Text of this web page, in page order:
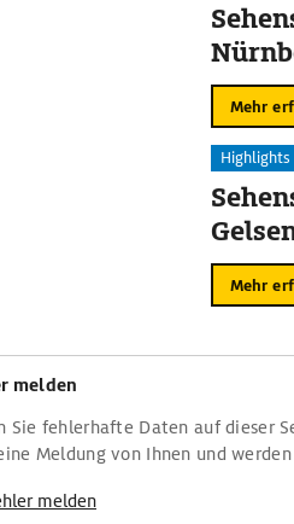
Mehr
Highlights
Mehr
melden
Sie fehlerhafte Daten auf dieser
Meldung von Ihnen und
melden